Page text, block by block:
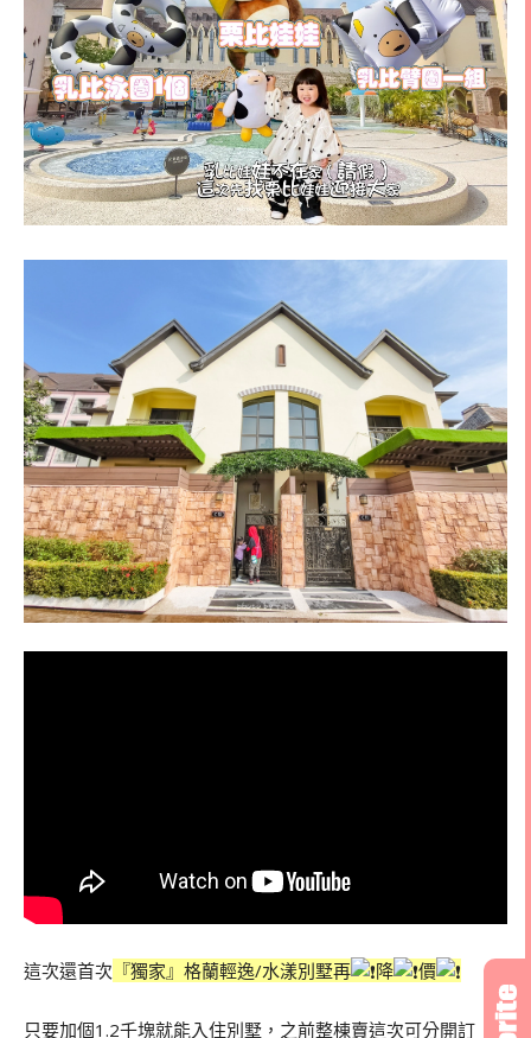
這次還首次 『獨家』 格蘭輕逸/水漾別墅再 降 價
只要加個1.2千塊就能入住別墅， 之前整棟賣這次可分開訂